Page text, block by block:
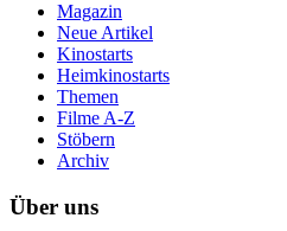
Magazin
Neue Artikel
Kinostarts
Heimkinostarts
Themen
Filme A-Z
Stöbern
Archiv
Über uns